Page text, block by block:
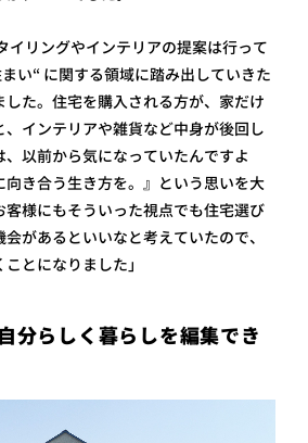
イリングやインテリアの提案は行って
い“ に関する領域に踏み出していきた
た。住宅を購入される方が、家だけ
インテリアや雑貨など中身が後回し
以前から気になっていたんですよ
向き合う生き方を。』という思いを大
様にもそういった視点でも住宅選び
があるといいなと考えていたので、
とになりました」
分らしく暮らしを編集でき